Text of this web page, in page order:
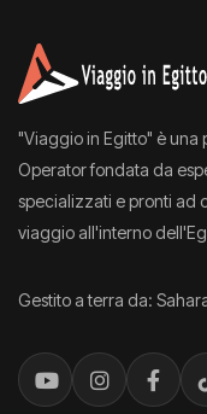
"Viaggio in Egitto" è una
Operator fondata da
specializzati e pronti ad
viaggio all'interno
Gestito a terra da: